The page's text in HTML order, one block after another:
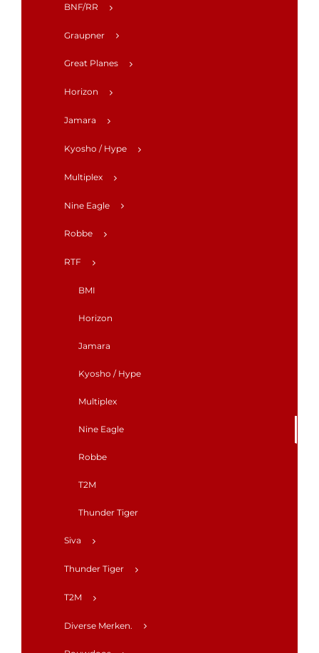
BNF/RR
Graupner
Great Planes
Horizon
Jamara
Kyosho / Hype
Multiplex
Nine Eagle
Robbe
RTF
BMI
Horizon
Jamara
Kyosho / Hype
Multiplex
Nine Eagle
Robbe
T2M
Thunder Tiger
Siva
Thunder Tiger
T2M
Diverse Merken.